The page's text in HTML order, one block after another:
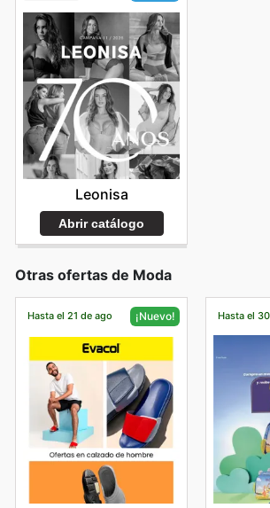
Leonisa
Abrir catálogo
Otras ofertas de Moda
Hasta el 21 de ago ¡Nuevo! Hasta el